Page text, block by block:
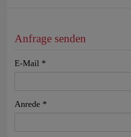
Anfrage senden
E-Mail
Anrede